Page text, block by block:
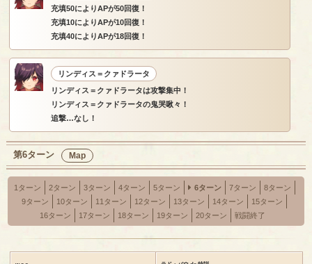
充填50によりAPが50回復！
充填10によりAPが10回復！
充填40によりAPが18回復！
リンディス＝クァドラータ
リンディス＝クァドラータは攻撃集中！
リンディス＝クァドラータの鬼哭啾々！
追撃…なし！
第6ターン Map
1ターン 2ターン 3ターン 4ターン 5ターン 6ターン 7ターン
8ターン
9ターン
10ターン 11ターン 12ターン 13ターン 14ターン
15ターン
16ターン
17ターン 18ターン 19ターン 20ターン 戦闘終了